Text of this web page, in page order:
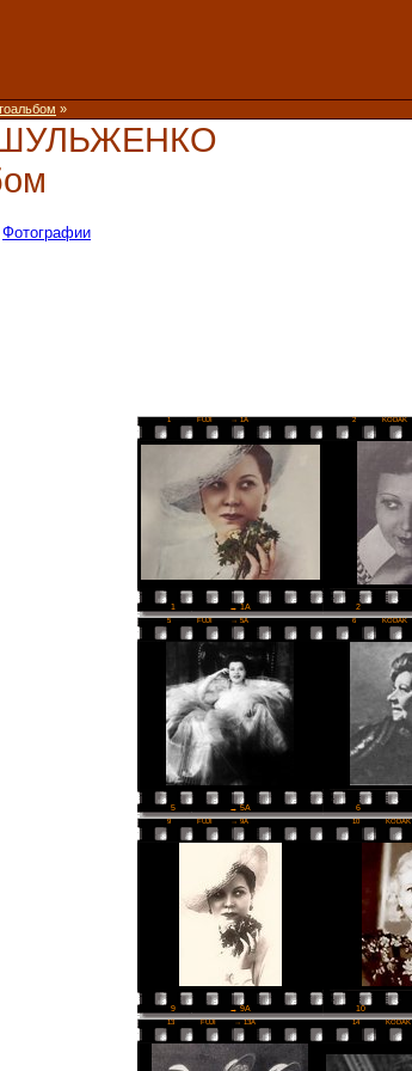
»
ШУЛЬЖЕНКО
Фотографии
1 FUJI → 1A 2 KODAK
1 → 1A 2
5 FUJI → 5A 6 KODAK
5 → 5A 6
9 FUJI → 9A 10 KODAK
9 → 9A 10
13 FUJI → 13A 14 KODAK